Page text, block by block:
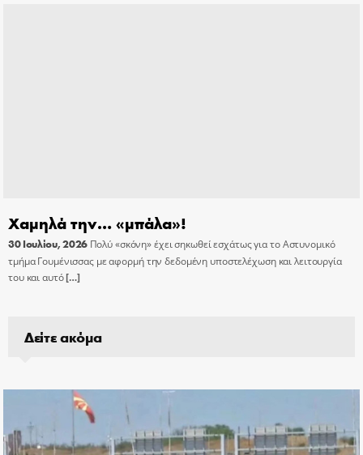
Χαμηλά την… «μπάλα»!
30 Ιουλίου, 2026 Πολύ «σκόνη» έχει σηκωθεί εσχάτως για το Αστυνομικό
τμήμα Γουμένισσας με αφορμή την δεδομένη υποστελέχωση και λειτουργία
του και αυτό[…]
Δείτε ακόμα